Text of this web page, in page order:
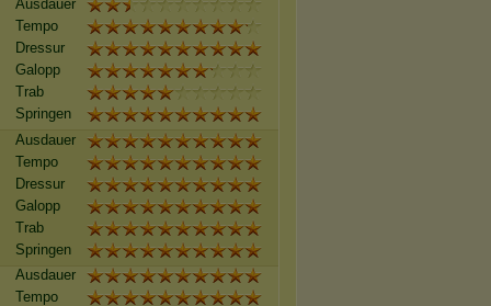
Ausdauer
Tempo
Dressur
Galopp
Trab
Springen
Ausdauer
Tempo
Dressur
Galopp
Trab
Springen
Ausdauer
Tempo